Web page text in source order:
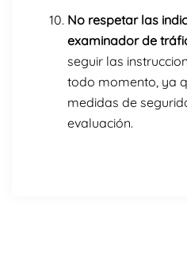
No respetar las
examinador de
seguir las
todo momento, ya
medidas de
evaluación.